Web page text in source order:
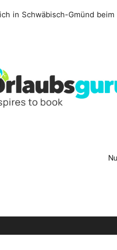
in Schwäbisch-Gmünd